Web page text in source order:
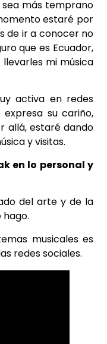
sea más temprano
estaré por
de ir a conocer no
que es Ecuador,
mi música
activa en redes
su cariño,
allá, estaré dando
y visitas.
en lo personal y
del arte y de la
hago.
musicales es
redes sociales.